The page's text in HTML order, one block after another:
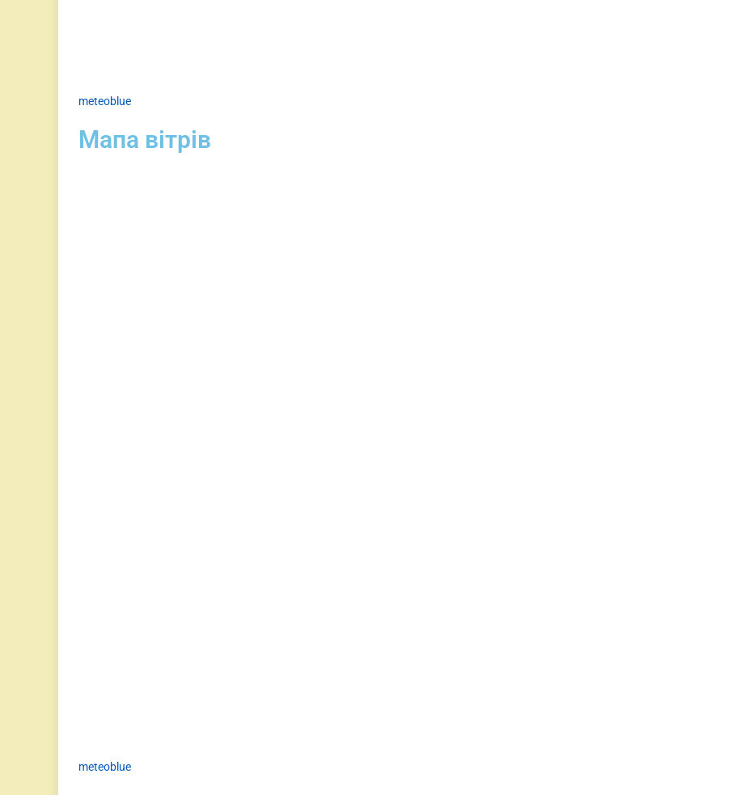
meteoblue
Мапа вітрів
meteoblue